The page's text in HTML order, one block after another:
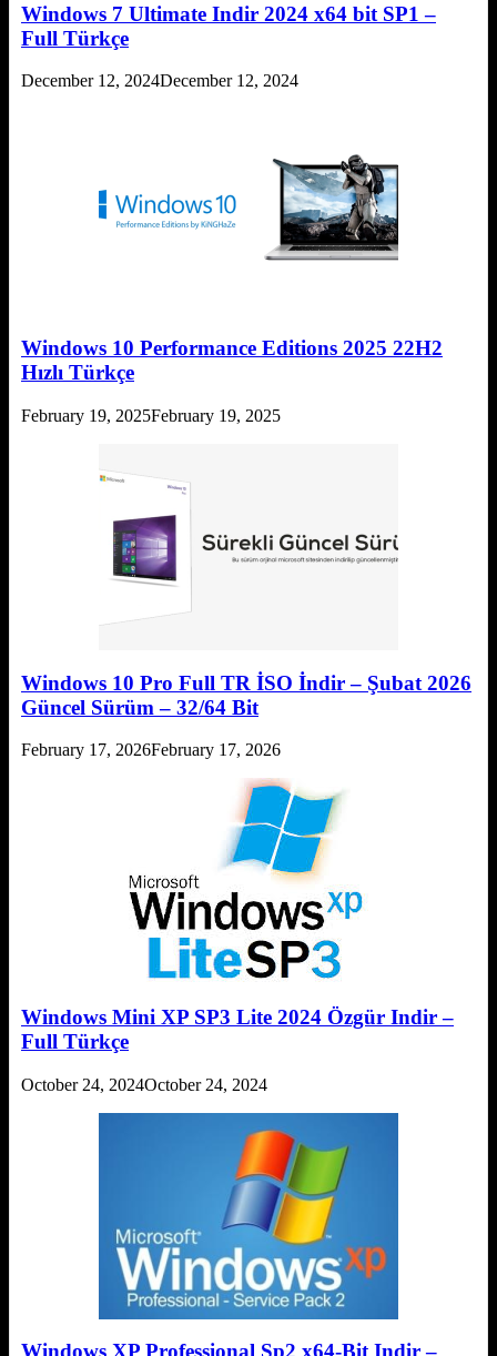
Windows 7 Ultimate Indir 2024 x64 bit SP1 –
Full Türkçe
December 12, 2024December 12, 2024
Windows 10 Performance Editions 2025 22H2
Hızlı Türkçe
February 19, 2025February 19, 2025
Windows 10 Pro Full TR İSO İndir – Şubat 2026
Güncel Sürüm – 32/64 Bit
February 17, 2026February 17, 2026
Windows Mini XP SP3 Lite 2024 Özgür Indir –
Full Türkçe
October 24, 2024October 24, 2024